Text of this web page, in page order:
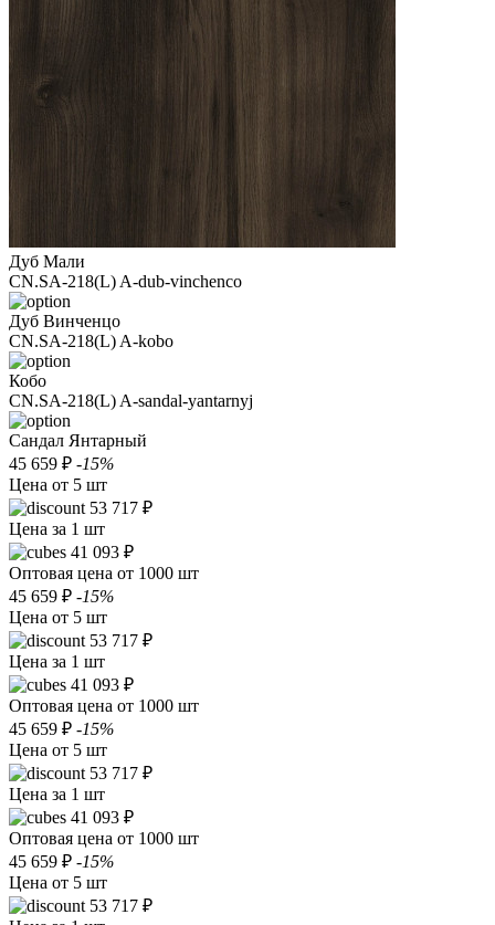
Дуб Мали
CN.SA-218(L) A-dub-vinchenco
Дуб Винченцо
CN.SA-218(L) A-kobo
Кобо
CN.SA-218(L) A-sandal-yantarnyj
Сандал Янтарный
45 659 ₽ -15%
Цена от 5 шт
53 717 ₽
Цена за 1 шт
41 093 ₽
Оптовая цена от 1000 шт
45 659 ₽ -15%
Цена от 5 шт
53 717 ₽
Цена за 1 шт
41 093 ₽
Оптовая цена от 1000 шт
45 659 ₽ -15%
Цена от 5 шт
53 717 ₽
Цена за 1 шт
41 093 ₽
Оптовая цена от 1000 шт
45 659 ₽ -15%
Цена от 5 шт
53 717 ₽